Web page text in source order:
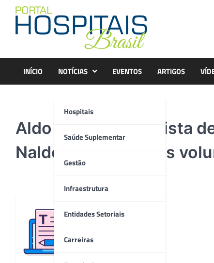
content
INÍCIO NOTÍCIAS
Hospitais
Saúde Suplementar
Gestão
Infraestrutura
Entidades Setoriais
Carreiras
EVENTOS ARTIGOS
Aldo Fonseca, analista
Naldo e Simone e os